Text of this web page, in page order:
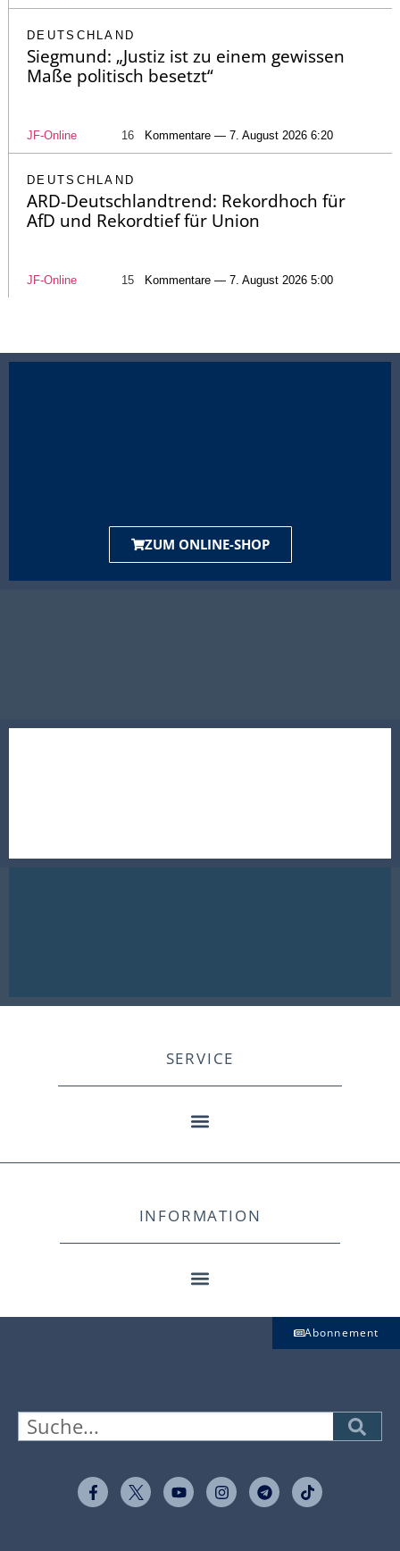
DEUTSCHLAND
Siegmund: „Justiz ist zu einem gewissen
Maße politisch besetzt“
JF-Online 16 Kommentare — 7. August 2026 6:20
DEUTSCHLAND
ARD-Deutschlandtrend: Rekordhoch für
AfD und Rekordtief für Union
JF-Online 15 Kommentare — 7. August 2026 5:00
ZUM ONLINE-SHOP
SERVICE
INFORMATION
Abonnement